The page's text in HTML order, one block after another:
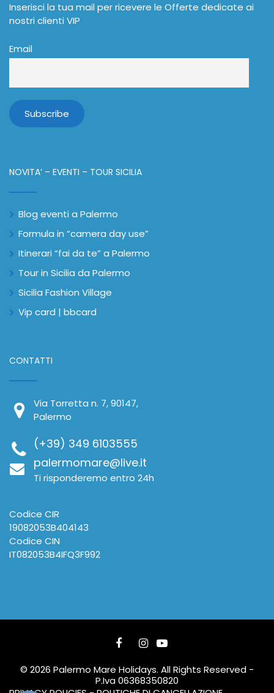
Inserisci la tua mail per ricevere le Offerte dedicate ai
nostri clienti VIP
Email
NOVITA’ – EVENTI – TOUR SICILIA
Blog eventi a Palermo
Formula in “camera day use”
Itinerari “fai da te” a Palermo
Tour in Sicilia da Palermo
Sicilia Fashion Village
Vip card | bbcard
CONTATTI
Via Torretta n. 7, 90147,
Palermo
(+39) 349 6103555
palermomare@live.it
Ti risponderemo entro 24h
Codice CIR
19082053B404143
Codice CIN
IT082053B4IFQ3F992
© 2026 Palermo Mare Holidays. All Rights Reserved -
P.Iva 06368350820